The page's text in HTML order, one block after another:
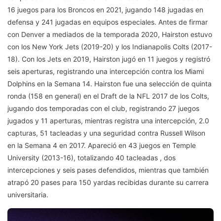
16 juegos para los Broncos en 2021, jugando 148 jugadas en
defensa y 241 jugadas en equipos especiales. Antes de firmar
con Denver a mediados de la temporada 2020, Hairston estuvo
con los New York Jets (2019-20) y los Indianapolis Colts (2017-
18). Con los Jets en 2019, Hairston jugó en 11 juegos y registró
seis aperturas, registrando una intercepción contra los Miami
Dolphins en la Semana 14. Hairston fue una selección de quinta
ronda (158 en general) en el Draft de la NFL 2017 de los Colts,
jugando dos temporadas con el club, registrando 27 juegos
jugados y 11 aperturas, mientras registra una intercepción, 2.0
capturas, 51 tacleadas y una seguridad contra Russell Wilson
en la Semana 4 en 2017. Apareció en 43 juegos en Temple
University (2013-16), totalizando 40 tacleadas , dos
intercepciones y seis pases defendidos, mientras que también
atrapó 20 pases para 150 yardas recibidas durante su carrera
universitaria.